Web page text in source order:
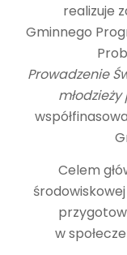
realizuje
Gminnego
Prowadzenie
Celem
w